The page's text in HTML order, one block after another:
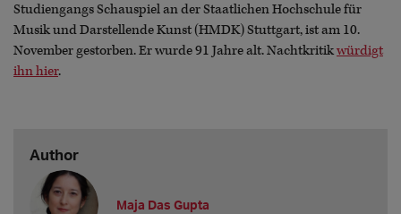
Studiengangs Schauspiel an der Staatlichen Hochschule für
Musik und Darstellende Kunst (HMDK) Stuttgart, ist am 10.
November gestorben. Er wurde 91 Jahre alt. Nachtkritikwürdigt
ihn hier.
Author
Maja Das Gupta